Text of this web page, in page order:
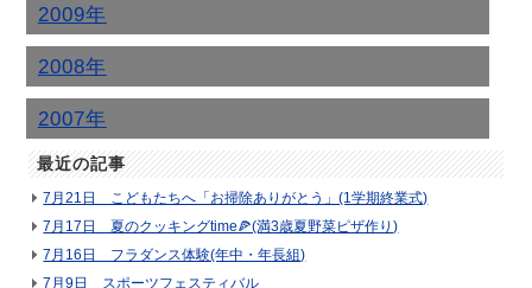
2009年
2008年
2007年
最近の記事
7月21日 こどもたちへ「お掃除ありがとう」(1学期終業式)
7月17日 夏のクッキングtime🍕(満3歳夏野菜ピザ作り)
7月16日 フラダンス体験(年中・年長組)
7月9日 スポーツフェスティバル